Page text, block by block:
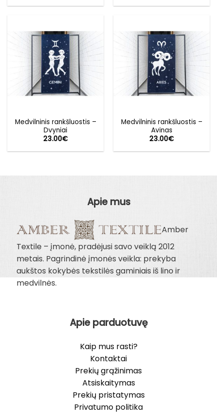
Medvilninis rankšluostis –
Dvyniai
23.00€
Medvilninis rankšluostis –
Avinas
23.00€
Apie mus
Amber
Textile – įmonė, pradėjusi savo veiklą 2012
metais. Pagrindinė įmonės veikla: prekyba
aukštos kokybės tekstilės gaminiais iš lino ir
medvilnės.
Apie parduotuvę
Kaip mus rasti?
Kontaktai
Prekių grąžinimas
Atsiskaitymas
Prekių pristatymas
Privatumo politika